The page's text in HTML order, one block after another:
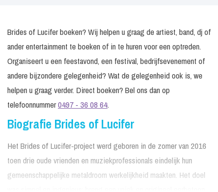
Brides of Lucifer boeken? Wij helpen u graag de artiest, band, dj of
ander entertainment te boeken of in te huren voor een optreden.
Organiseert u een feestavond, een festival, bedrijfsevenement of
andere bijzondere gelegenheid? Wat de gelegenheid ook is, we
helpen u graag verder. Direct boeken? Bel ons dan op
telefoonnummer0497 - 36 08 64.
Biografie Brides of Lucifer
Het Brides of Lucifer-project werd geboren in de zomer van 2016
toen drie oude vrienden en muziekprofessionals eindelijk hun
gemeenschappelijke metaldroom werkelijkheid maakten. Het doel